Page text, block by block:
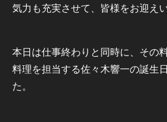
気力も充実させて、皆様をお迎え
本日は仕事終わりと同時に、その
料理を担当する佐々木響一の誕生
た。